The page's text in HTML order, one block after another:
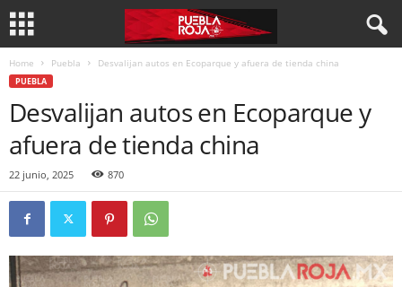
Home Puebla Desvalijan autos en Ecoparque y afuera de tienda china
PUEBLA
Desvalijan autos en Ecoparque y
afuera de tienda china
22 junio, 2025 870